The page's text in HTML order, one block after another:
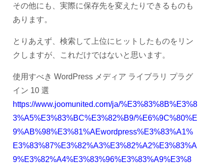
その他にも、実際に保存先を変えたりできるものも
あります。
とりあえず、検索して上位にヒットしたものをリン
クしますが、これだけではないと思います。
使用すべき WordPress メディア ライブラリ プラグ
イン 10 選
https://www.joomunited.com/ja/%E3%83%8B%E3%8
3%A5%E3%83%BC%E3%82%B9/%E6%9C%80%E
9%AB%98%E3%81%AEwordpress%E3%83%A1%
E3%83%87%E3%82%A3%E3%82%A2%E3%83%A
9%E3%82%A4%E3%83%96%E3%83%A9%E3%8